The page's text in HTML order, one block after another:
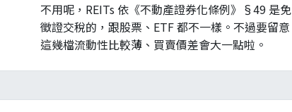
不用呢，REITs 依《不動產證券化條例》§49 是免
徵證交稅的，跟股票、ETF 都不一樣。不過要留意
這幾檔流動性比較薄、買賣價差會大一點啦。